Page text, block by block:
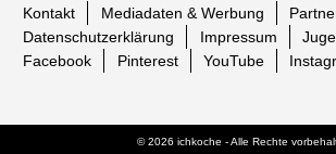
Kontakt
Mediadaten & Werbung
Datenschutzerklärung
Impressum
Facebook
Pinterest YouTube
© 2026 ichkoche - Alle Rechte